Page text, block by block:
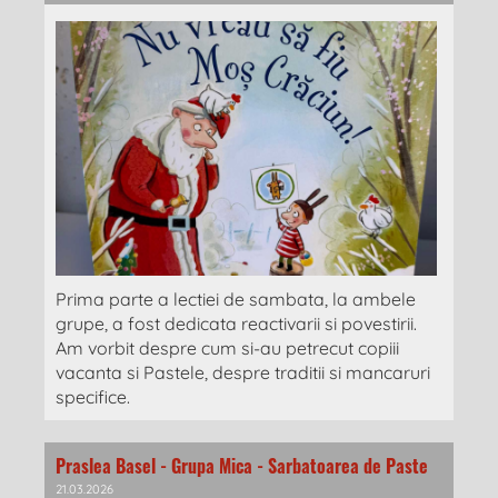
Prima parte a lectiei de sambata, la ambele
grupe, a fost dedicata reactivarii si povestirii.
Am vorbit despre cum si-au petrecut copiii
vacanta si Pastele, despre traditii si mancaruri
specifice.
Praslea Basel - Grupa Mica - Sarbatoarea de Paste
21.03.2026